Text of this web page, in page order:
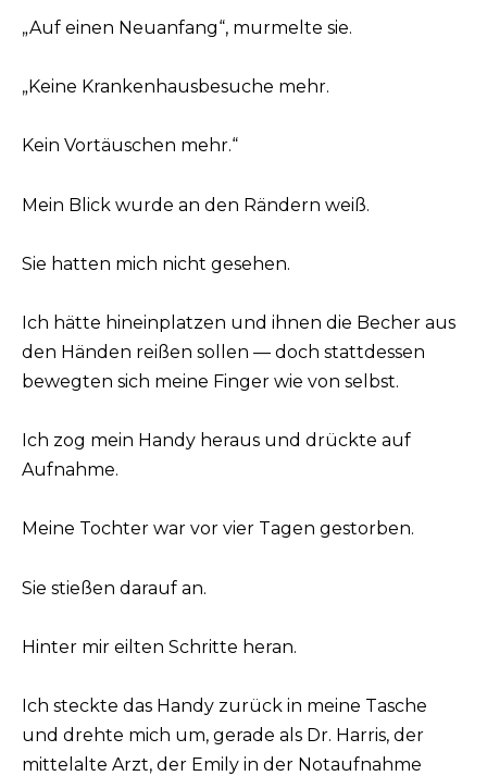
„Auf einen Neuanfang“, murmelte sie.
„Keine Krankenhausbesuche mehr.
Kein Vortäuschen mehr.“
Mein Blick wurde an den Rändern weiß.
Sie hatten mich nicht gesehen.
Ich hätte hineinplatzen und ihnen die Becher aus
den Händen reißen sollen — doch stattdessen
bewegten sich meine Finger wie von selbst.
Ich zog mein Handy heraus und drückte auf
Aufnahme.
Meine Tochter war vor vier Tagen gestorben.
Sie stießen darauf an.
Hinter mir eilten Schritte heran.
Ich steckte das Handy zurück in meine Tasche
und drehte mich um, gerade als Dr. Harris, der
mittelalte Arzt, der Emily in der Notaufnahme